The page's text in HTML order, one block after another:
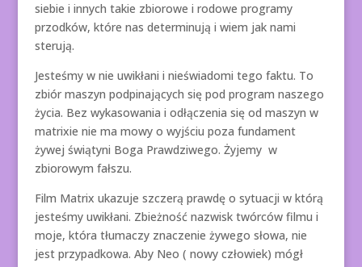
siebie i innych takie zbiorowe i rodowe programy
przodków, które nas determinują i wiem jak nami
sterują.
Jesteśmy w nie uwikłani i nieświadomi tego faktu. To
zbiór maszyn podpinających się pod program naszego
życia. Bez wykasowania i odłączenia się od maszyn w
matrixie nie ma mowy o wyjściu poza fundament
żywej świątyni Boga Prawdziwego. Żyjemy w
zbiorowym fałszu.
Film Matrix ukazuje szczerą prawdę o sytuacji w którą
jesteśmy uwikłani. Zbieżność nazwisk twórców filmu i
moje, która tłumaczy znaczenie żywego słowa, nie
jest przypadkowa. Aby Neo ( nowy człowiek) mógł